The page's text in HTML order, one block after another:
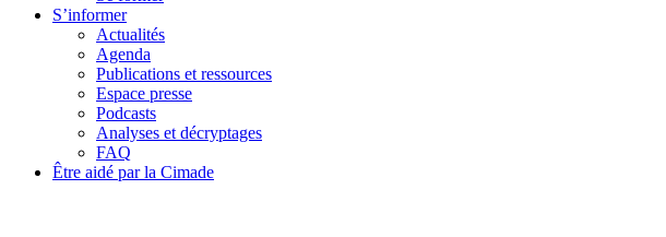
S’informer
Actualités
Agenda
Publications et ressources
Espace presse
Podcasts
Analyses et décryptages
FAQ
Être aidé par la Cimade